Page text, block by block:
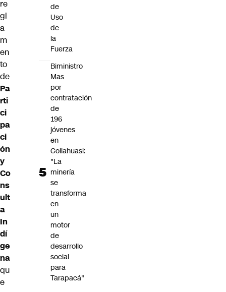
re
gl
a
m
en
to
de
Pa
rti
ci
pa
ci
ón
y
Co
ns
ult
a
In
dí
ge
na
qu
e
de
Uso
de
la
Fuerza
Biministro
Mas
por
contratación
de
196
jóvenes
en
Collahuasi:
"La
minería
se
transforma
en
un
motor
de
desarrollo
social
para
Tarapacá"